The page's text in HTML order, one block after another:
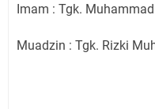
Imam : Tgk.
Muadzin : Tgk. Rizki